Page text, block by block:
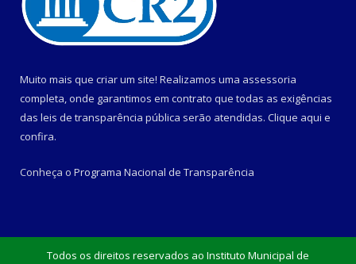
Muito mais que criar um site! Realizamos uma assessoria
completa, onde garantimos em contrato que todas as exigências
das leis de transparência pública serão atendidas. Clique aqui e
confira.
Conheça o Programa Nacional de Transparência
Todos os direitos reservados ao Instituto Municipal de